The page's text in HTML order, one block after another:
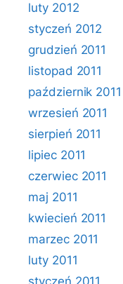
luty 2012
styczeń 2012
grudzień 2011
listopad 2011
październik 2011
wrzesień 2011
sierpień 2011
lipiec 2011
czerwiec 2011
maj 2011
kwiecień 2011
marzec 2011
luty 2011
styczeń 2011